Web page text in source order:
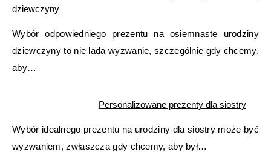
dziewczyny
Wybór odpowiedniego prezentu na osiemnaste urodziny
dziewczyny to nie lada wyzwanie, szczególnie gdy chcemy,
aby…
Personalizowane prezenty dla siostry
Wybór idealnego prezentu na urodziny dla siostry może być
wyzwaniem, zwłaszcza gdy chcemy, aby był…